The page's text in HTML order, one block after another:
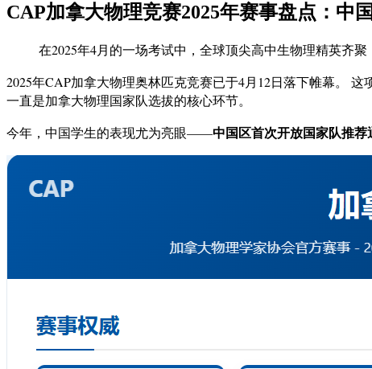
CAP加拿大物理竞赛2025年赛事盘点：中
在2025年4月的一场考试中，全球顶尖高中生物理精英齐
2025年CAP加拿大物理奥林匹克竞赛已于4月12日落下帷幕。 这
一直是加拿大物理国家队选拔的核心环节。
今年，中国学生的表现尤为亮眼——中国区首次开放国家队推荐